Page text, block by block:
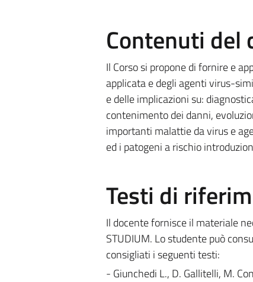
Contenuti del
Il Corso si propone di fornire e
applicata e degli agenti virus-
e delle implicazioni su:
contenimento dei danni,
importanti malattie da virus e
ed i patogeni a rischio
Testi di
Il docente fornisce il materiale
STUDIUM. Lo studente può
consigliati i seguenti testi:
- Giunchedi L., D. Gallitelli, M.